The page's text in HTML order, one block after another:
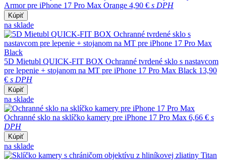
Armor pre iPhone 17 Pro Max Orange 4,90 € s DPH
Kúpiť
na sklade
5D Mietubl QUICK-FIT BOX Ochranné tvrdené sklo s nastavcom
pre lepenie + stojanom na MT pre iPhone 17 Pro Max Black 13,90
€ s DPH
Kúpiť
na sklade
Ochranné sklo na sklíčko kamery pre iPhone 17 Pro Max 6,66 € s
DPH
Kúpiť
na sklade